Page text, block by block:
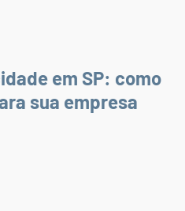
em SP: como
sua empresa